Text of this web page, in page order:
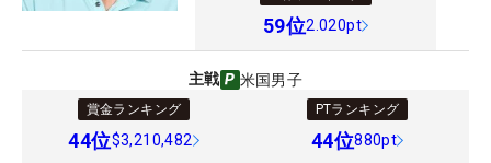
59位2.020pt
主戦 米国男子
賞金ランキング
44位$3,210,482
PTランキング
44位880pt